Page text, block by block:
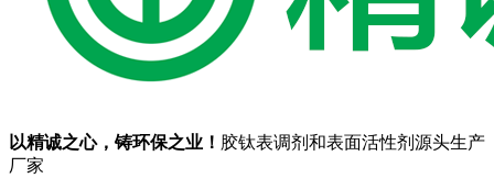
以精诚之心，铸环保之业！ 胶钛表调剂和表面活性剂源头生产
厂家